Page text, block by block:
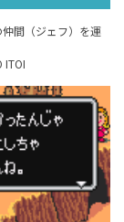
間（ジェフ）を運
ITOI